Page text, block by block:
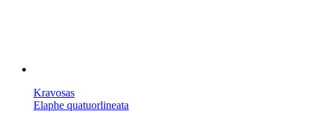
Kravosas
Elaphe quatuorlineata